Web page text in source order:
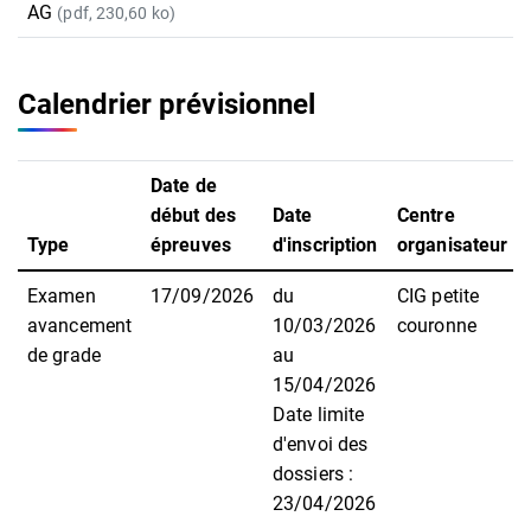
AG (pdf, 230,60 ko)
Calendrier prévisionnel
Type
Date de
début des
épreuves
Date
d'inscription
Centre
organisateur
Examen
avancement
de grade
17/09/2026
du
10/03/2026
au
15/04/2026
Date limite
d'envoi des
dossiers :
23/04/2026
CIG petite
couronne